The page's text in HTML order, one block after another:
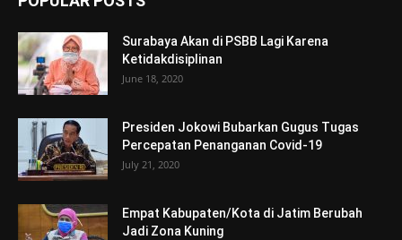
Surabaya Akan di PSBB Lagi Karena
Ketidakdisiplinan
June 18, 2020
Presiden Jokowi Bubarkan Gugus Tugas
Percepatan Penanganan Covid-19
July 21, 2020
Empat Kabupaten/Kota di Jatim Berubah
Jadi Zona Kuning